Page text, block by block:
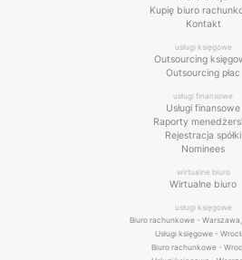
Kupię biuro
Kontakt
usługi księgowe
Outsourcing
Outsourcing płac
usługi finansowe
Usługi finansowe
Raporty
Rejestracja spółki
Nominees
wirtualne biuro
Wirtualne biuro
usługi księgowe
Biuro rachunkowe -
Usługi księgowe -
Biuro rachunkowe -